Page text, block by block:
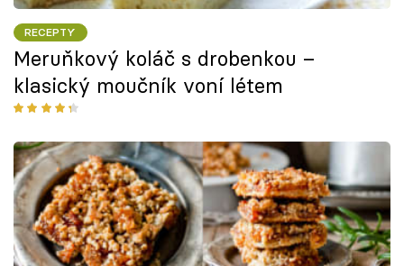
RECEPTY
Meruňkový koláč s drobenkou –
klasický moučník voní létem